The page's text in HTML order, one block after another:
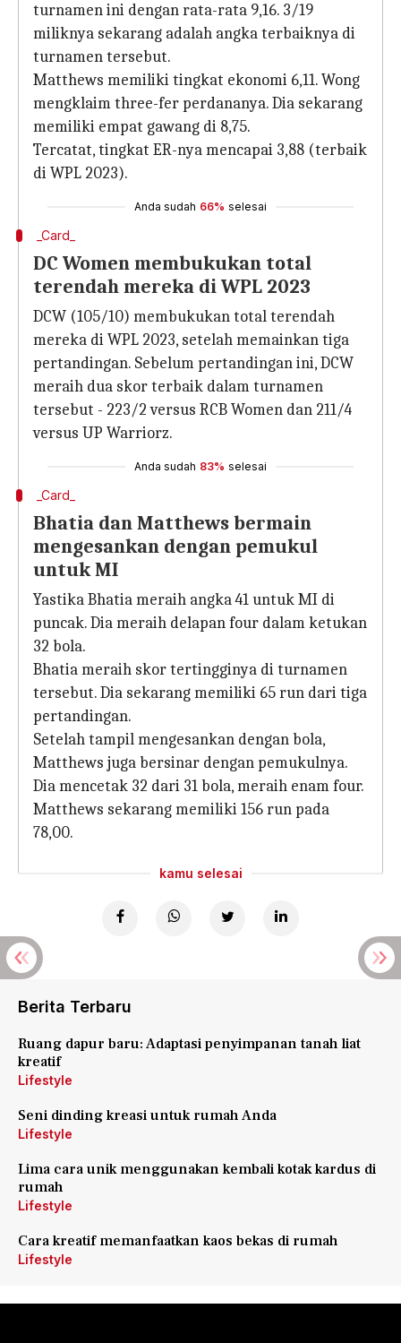
turnamen ini dengan rata-rata 9,16. 3/19
miliknya sekarang adalah angka terbaiknya di
turnamen tersebut.
Matthews memiliki tingkat ekonomi 6,11. Wong
mengklaim three-fer perdananya. Dia sekarang
memiliki empat gawang di 8,75.
Tercatat, tingkat ER-nya mencapai 3,88 (terbaik
di WPL 2023).
Anda sudah 66% selesai
_Card_
DC Women membukukan total
terendah mereka di WPL 2023
DCW (105/10) membukukan total terendah
mereka di WPL 2023, setelah memainkan tiga
pertandingan. Sebelum pertandingan ini, DCW
meraih dua skor terbaik dalam turnamen
tersebut - 223/2 versus RCB Women dan 211/4
versus UP Warriorz.
Anda sudah 83% selesai
_Card_
Bhatia dan Matthews bermain
mengesankan dengan pemukul
untuk MI
Yastika Bhatia meraih angka 41 untuk MI di
puncak. Dia meraih delapan four dalam ketukan
32 bola.
Bhatia meraih skor tertingginya di turnamen
tersebut. Dia sekarang memiliki 65 run dari tiga
pertandingan.
Setelah tampil mengesankan dengan bola,
Matthews juga bersinar dengan pemukulnya.
Dia mencetak 32 dari 31 bola, meraih enam four.
Matthews sekarang memiliki 156 run pada
78,00.
kamu selesai
Berita Terbaru
Ruang dapur baru: Adaptasi penyimpanan tanah liat
kreatif
Lifestyle
Seni dinding kreasi untuk rumah Anda
Lifestyle
Lima cara unik menggunakan kembali kotak kardus di
rumah
Lifestyle
Cara kreatif memanfaatkan kaos bekas di rumah
Lifestyle